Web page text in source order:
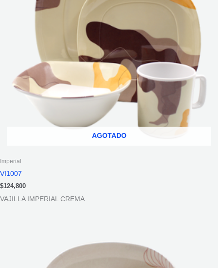
AGOTADO
Imperial
VI1007
$124,800
VAJILLA IMPERIAL CREMA